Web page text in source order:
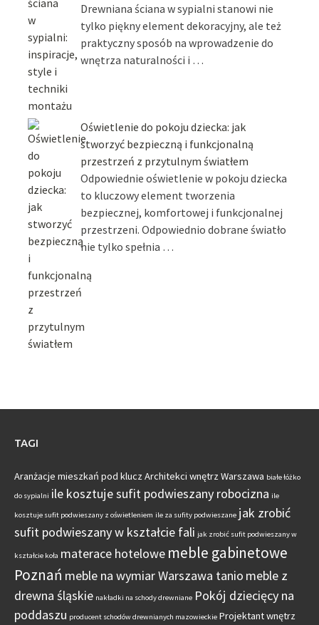
Drewniana ściana w sypialni stanowi nie
tylko piękny element dekoracyjny, ale też
praktyczny sposób na wprowadzenie do
wnętrza naturalności i …
Oświetlenie do pokoju dziecka: jak
stworzyć bezpieczną i funkcjonalną
przestrzeń z przytulnym światłem
Odpowiednie oświetlenie w pokoju dziecka
to kluczowy element tworzenia
bezpiecznej, komfortowej i funkcjonalnej
przestrzeni. Odpowiednio dobrane światło
nie tylko spełnia …
TAGI
Aranżacje mieszkań pod klucz Architekci wnętrz Warszawa białe łóżko
do sypialni ile kosztuje sufit podwieszany robocizna ile
kosztuje sufit podwieszany z oświetleniem ile za sufity podwieszane jak zrobić
sufit podwieszany w kształcie fali jak zrobić sufit podwieszany w
kształcie koła materace hotelowe meble gabinetowe
Poznań meble na wymiar Warszawa tanio meble z
drewna śląskie nakładki na schody drewniane Pokój dziecięcy na
poddaszu producent schodów drewnianych mazowieckie Projektant wnętrz